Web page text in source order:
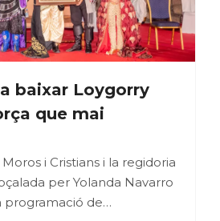
baixar Loygorry
que mai
i Cristians i la regidoria
per Yolanda Navarro
programació de…